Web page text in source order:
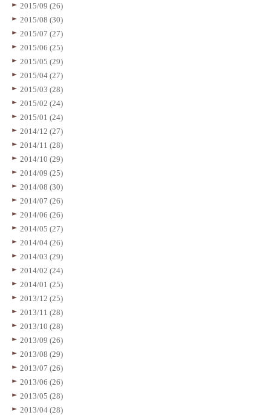
2015/09 (26)
2015/08 (30)
2015/07 (27)
2015/06 (25)
2015/05 (29)
2015/04 (27)
2015/03 (28)
2015/02 (24)
2015/01 (24)
2014/12 (27)
2014/11 (28)
2014/10 (29)
2014/09 (25)
2014/08 (30)
2014/07 (26)
2014/06 (26)
2014/05 (27)
2014/04 (26)
2014/03 (29)
2014/02 (24)
2014/01 (25)
2013/12 (25)
2013/11 (28)
2013/10 (28)
2013/09 (26)
2013/08 (29)
2013/07 (26)
2013/06 (26)
2013/05 (28)
2013/04 (28)